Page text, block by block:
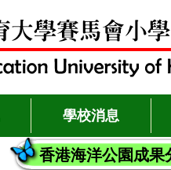
學校消息
香港海洋公園成果